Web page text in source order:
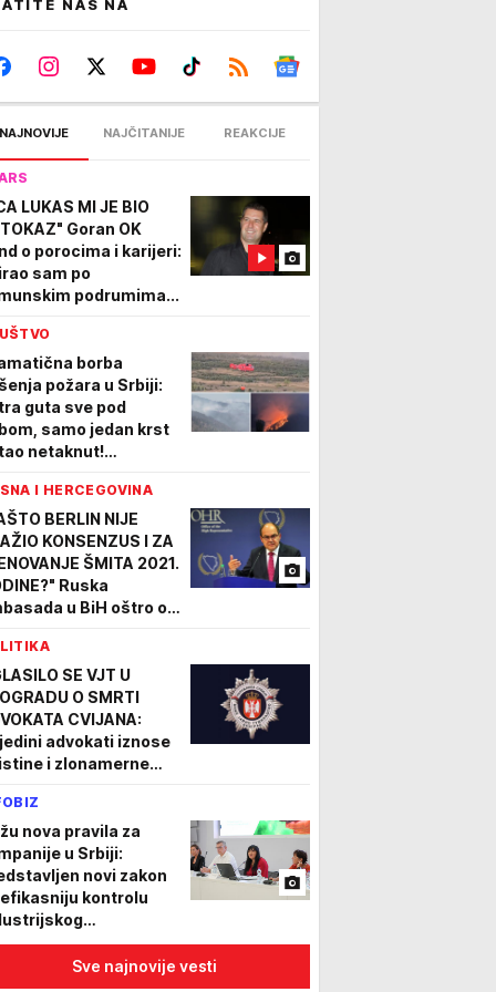
NAS NA
NAJNOVIJE NAJČITANIJE REAKCIJE
LUKAS MI JE BIO
Goran OK
o porocima i karijeri:
sam po
podrumima...
borba
požara u Srbiji:
guta sve pod
samo jedan krst
netaknut!
VIDEO
I HERCEGOVINA
BERLIN NIJE
KONSENZUS I ZA
ŠMITA 2021.
Ruska
u BiH oštro o
sporan i
o gasovodu
SE VJT U
O SMRTI
CVIJANA:
advokati iznose
i zlonamerne
Cvijana je
nova pravila za
u Srbiji:
novi zakon
kontrolu
Sve najnovije vesti